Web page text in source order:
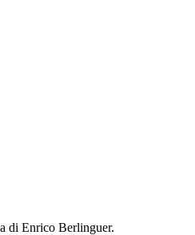
di Enrico Berlinguer.